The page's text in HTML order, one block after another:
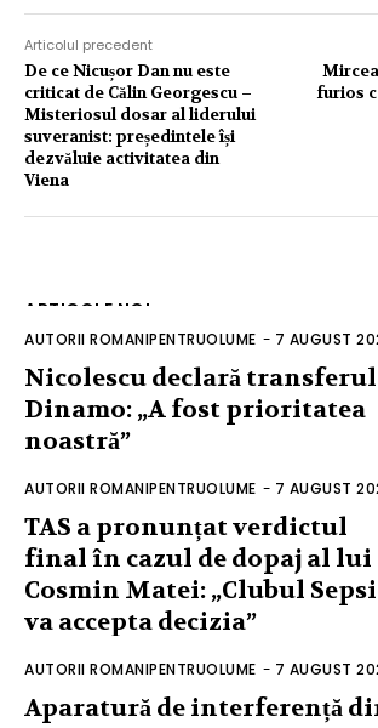
Articolul precedent
De ce Nicușor Dan nu este
criticat de Călin Georgescu –
Misteriosul dosar al liderului
suveranist: președintele își
dezvăluie activitatea din
Viena
furios
ARTICOLE NOI
AUTORII ROMANIPENTRUOLUME - 7 AUGUST
Nicolescu declară
Dinamo: „A fost prioritatea
noastră”
AUTORII ROMANIPENTRUOLUME - 7 AUGUST
TAS a pronunțat verdictul
final în cazul de dopaj al lui
Cosmin Matei: „Clubul Sepsi
va accepta decizia”
AUTORII ROMANIPENTRUOLUME - 7 AUGUST
Aparatură de interferență